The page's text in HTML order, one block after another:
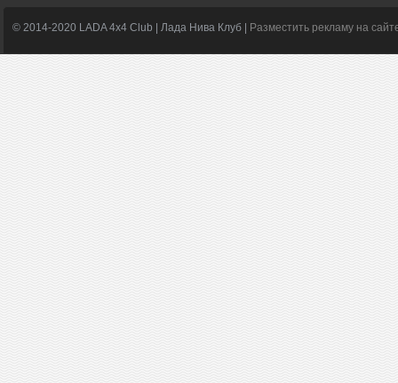
© 2014-2020 LADA 4x4 Club | Лада Нива Клуб | Разместить рекламу на